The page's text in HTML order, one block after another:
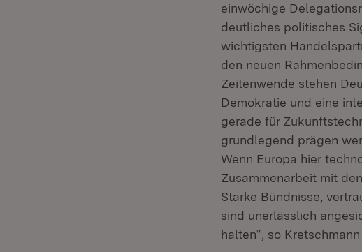
einwöchige
deutliches politisches
wichtigsten
den neuen
Zeitenwende stehen
Demokratie und eine
gerade für
grundlegend prägen
Wenn Europa hier
Zusammenarbeit mit
Starke Bündnisse,
sind unerlässlich
halten“, so